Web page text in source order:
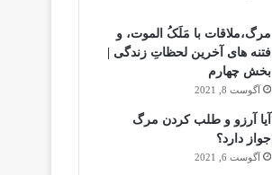
مرگ،ملاقات با مَلَکُ الموت، و
فتنه های آخرین لحظاتِ زندگی |
بخش چهارم
آگوست 8, 2021
آیا آرزو و طلب کردن مرگ
جواز دارد؟
آگوست 6, 2021